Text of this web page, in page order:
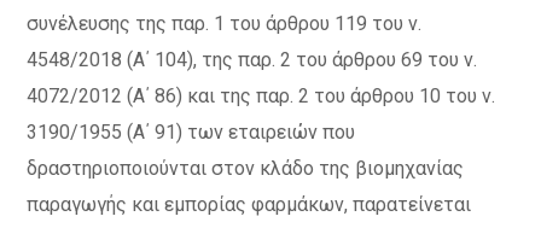
συνέλευσης της παρ. 1 του άρθρου 119 του ν.
4548/2018 (Α΄ 104), της παρ. 2 του άρθρου 69 του ν.
4072/2012 (Α΄ 86) και της παρ. 2 του άρθρου 10 του ν.
3190/1955 (Α΄ 91) των εταιρειών που
δραστηριοποιούνται στον κλάδο της βιομηχανίας
παραγωγής και εμπορίας φαρμάκων, παρατείνεται